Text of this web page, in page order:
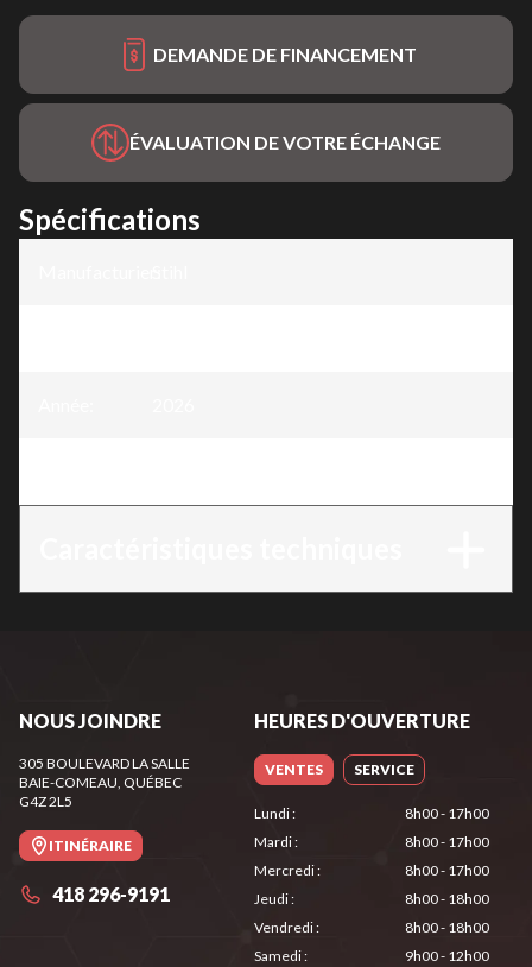
DEMANDE DE FINANCEMENT
ÉVALUATION DE VOTRE ÉCHANGE
Spécifications
NOUS JOINDRE
305 BOULEVARD LA SALLE
BAIE-COMEAU, QUÉBEC
G4Z 2L5
ITINÉRAIRE
418 296-9191
HEURES D'OUVERTURE
VENTES SERVICE
Lundi:
8h00 - 17h00
Mardi:
8h00 - 17h00
Mercredi:
8h00 - 17h00
Jeudi:
8h00 - 18h00
Vendredi:
8h00 - 18h00
Samedi: 9h00 - 12h00